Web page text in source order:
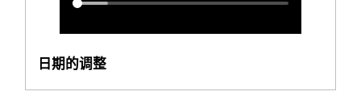
日期的调整